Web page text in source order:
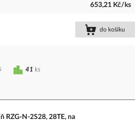
653,21 Kč/ks
do košíku
41 ks
RZG-N-2S28, 28TE, na